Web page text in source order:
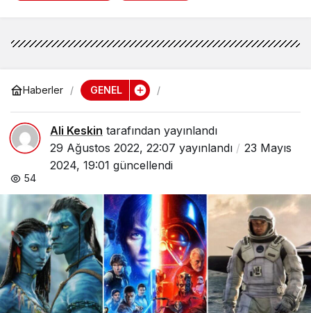
Haberler GENEL
Ali Keskin tarafından yayınlandı
29 Ağustos 2022, 22:07 yayınlandı
23 Mayıs
2024, 19:01 güncellendi
54